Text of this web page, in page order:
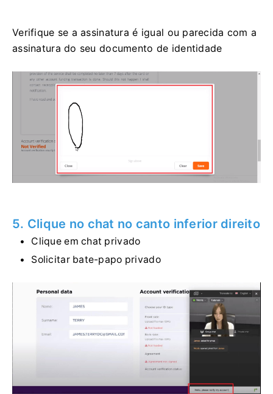
Verifique se a assinatura é igual ou parecida com a
assinatura do seu documento de identidade
5. Clique no chat no canto inferior direito
Clique em chat privado
Solicitar bate-papo privado